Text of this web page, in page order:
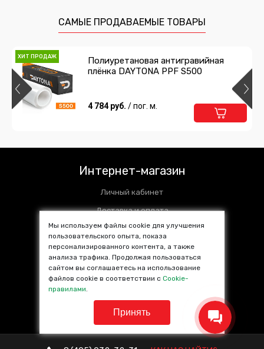
САМЫЕ ПРОДАВАЕМЫЕ ТОВАРЫ
ХИТ ПРОДАЖ
Полиуретановая антигравийная
плёнка DAYTONA PPF S500
4 784 руб. / пог. м.
Интернет-магазин
Личный кабинет
Доставка и оплата
Установочные центры
Контакты
SALE %
Популярные товары
Мы используем файлы cookie для улучшения
пользовательского опыта, показа
персонализированного контента, а также
анализа трафика. Продолжая пользоваться
сайтом вы соглашаетесь на использование
файлов cookie в соответствии сCookie-
правилами.
Принять